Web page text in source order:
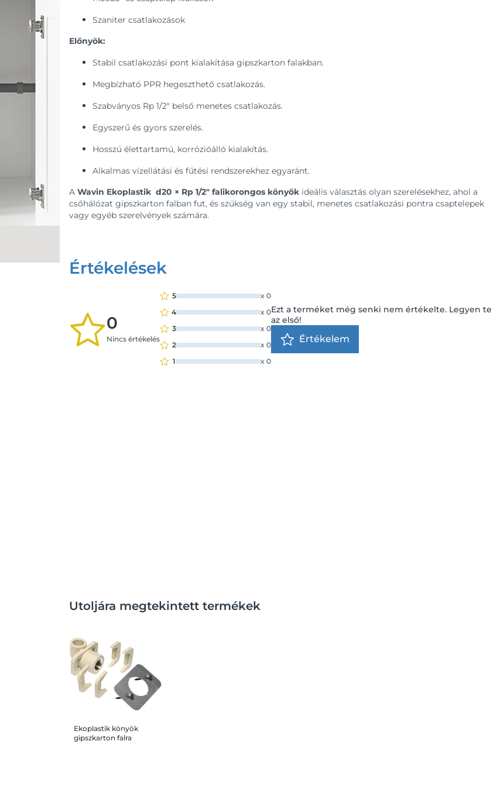
Szaniter csatlakozások
Előnyök:
Stabil csatlakozási pont kialakítása gipszkarton falakban.
Megbízható PPR hegeszthető csatlakozás.
Szabványos Rp 1/2" belső menetes csatlakozás.
Egyszerű és gyors szerelés.
Hosszú élettartamú, korrózióálló kialakítás.
Alkalmas vízellátási és fűtési rendszerekhez egyaránt.
A Wavin Ekoplastik d20 × Rp 1/2" falikorongos könyök ideális választás olyan szerelésekhez, ahol a
csőhálózat gipszkarton falban fut, és szükség van egy stabil, menetes csatlakozási pontra csaptelepek
vagy egyéb szerelvények számára.
Értékelések
0
Nincs értékelés
5 x 0
4
x 0
3
x 0
2
x 0
1
x 0
Ezt a terméket még senki nem értékelte. Legyen te
az első!
Értékelem
Utoljára megtekintett termékek
Ekoplastik könyök
gipszkarton falra